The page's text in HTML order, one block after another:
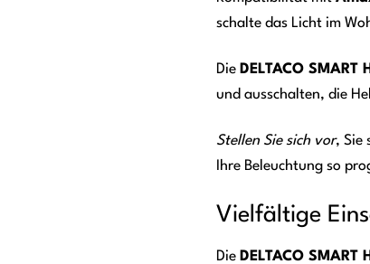
schalte das Licht im
Die DELTACO SMART
und ausschalten, die
Stellen Sie sich vor, Sie
Ihre Beleuchtung so
Vielfältige
Die DELTACO SMART